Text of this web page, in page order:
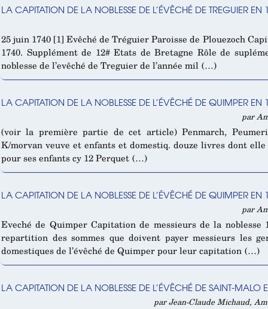
LA CAPITATION DE LA NOBLESSE DE L’ÉVÊCHÉ DE TREGUIER
25 juin 1740 [1] Evêché de Tréguier Paroisse de Plouezoch
1740. Supplément de 12# Etats de Bretagne Rôle de
noblesse de l’evêché de Treguier de l’année mil (…)
LA CAPITATION DE LA NOBLESSE DE L’ÉVÊCHÉ DE QUIMPER
par
(voir la première partie de cet article) Penmarch,
K/morvan veuve et enfants et domestiq. douze livres dont
pour ses enfants cy 12 Perquet (…)
LA CAPITATION DE LA NOBLESSE DE L’ÉVÊCHÉ DE QUIMPER
par
Eveché de Quimper Capitation de messieurs de la noblesse
repartition des sommes que doivent payer messieurs les
domestiques de l’évêché de Quimper pour leur capitation (…)
LA CAPITATION DE LA NOBLESSE DE L’ÉVÊCHÉ DE SAINT-
par Jean-Claude Michaud,